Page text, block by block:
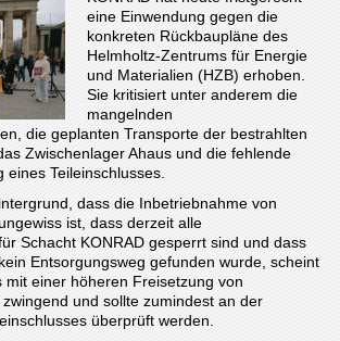
eine Einwendung gegen die
konkreten Rückbaupläne des
Helmholtz-Zentrums für Energie
und Materialien (HZB) erhoben.
Sie kritisiert unter anderem die
mangelnden
die geplanten Transporte der bestrahlten
Zwischenlager Ahaus und die fehlende
eines Teileinschlusses.
dass die Inbetriebnahme von
ist, dass derzeit alle
Schacht KONRAD gesperrt sind und dass
Entsorgungsweg gefunden wurde, scheint
mit einer höheren Freisetzung von
und sollte zumindest an der
überprüft werden.